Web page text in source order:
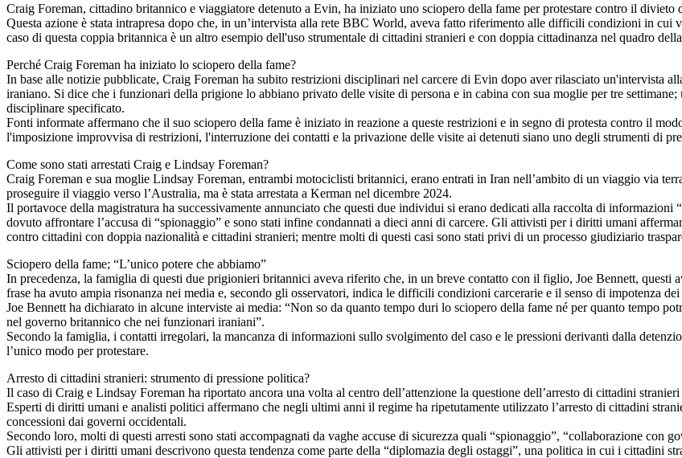
Craig Foreman, cittadino britannico e viaggiatore detenuto a Evin, ha iniziato uno sciopero della fame per protestare contro il
Questa azione è stata intrapresa dopo che, in un’intervista alla rete BBC World, aveva fatto riferimento alle difficili condizioni in
caso di questa coppia britannica è un altro esempio dell'uso strumentale di cittadini stranieri e con doppia cittadinanza nel quadro
Perché Craig Foreman ha iniziato lo sciopero della fame?
In base alle notizie pubblicate, Craig Foreman ha subito restrizioni disciplinari nel carcere di Evin dopo aver rilasciato
iraniano. Si dice che i funzionari della prigione lo abbiano privato delle visite di persona e in cabina con sua moglie per tre settimane;
disciplinare specificato.
Fonti informate affermano che il suo sciopero della fame è iniziato in reazione a queste restrizioni e in segno di protesta contro il
l'imposizione improvvisa di restrizioni, l'interruzione dei contatti e la privazione delle visite ai detenuti siano uno degli strumenti di
Come sono stati arrestati Craig e Lindsay Foreman?
Craig Foreman e sua moglie Lindsay Foreman, entrambi motociclisti britannici, erano entrati in Iran nell’ambito di un viaggio via
proseguire il viaggio verso l’Australia, ma è stata arrestata a Kerman nel dicembre 2024.
Il portavoce della magistratura ha successivamente annunciato che questi due individui si erano dedicati alla raccolta di informazioni
dovuto affrontare l’accusa di “spionaggio” e sono stati infine condannati a dieci anni di carcere. Gli attivisti per i diritti umani
contro cittadini con doppia nazionalità e cittadini stranieri; mentre molti di questi casi sono stati privi di un processo giudiziario
Sciopero della fame; “L’unico potere che abbiamo”
In precedenza, la famiglia di questi due prigionieri britannici aveva riferito che, in un breve contatto con il figlio, Joe Bennett, questi
frase ha avuto ampia risonanza nei media e, secondo gli osservatori, indica le difficili condizioni carcerarie e il senso di impotenza
Joe Bennett ha dichiarato in alcune interviste ai media: “Non so da quanto tempo duri lo sciopero della fame né per quanto tempo
nel governo britannico che nei funzionari iraniani”.
Secondo la famiglia, i contatti irregolari, la mancanza di informazioni sullo svolgimento del caso e le pressioni derivanti dalla
l’unico modo per protestare.
Arresto di cittadini stranieri: strumento di pressione politica?
Il caso di Craig e Lindsay Foreman ha riportato ancora una volta al centro dell’attenzione la questione dell’arresto di cittadini
Esperti di diritti umani e analisti politici affermano che negli ultimi anni il regime ha ripetutamente utilizzato l’arresto di cittadini
concessioni dai governi occidentali.
Secondo loro, molti di questi arresti sono stati accompagnati da vaghe accuse di sicurezza quali “spionaggio”, “collaborazione con
Gli attivisti per i diritti umani descrivono questa tendenza come parte della “diplomazia degli ostaggi”, una politica in cui i cittadini